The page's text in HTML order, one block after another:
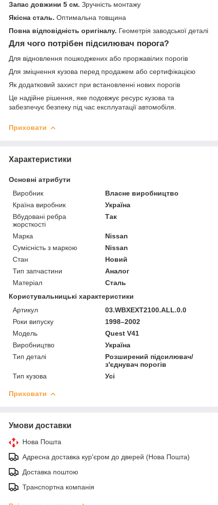
Запас довжини 5 см. Зручність монтажу
Якісна сталь. Оптимальна товщина
Повна відповідність оригіналу. Геометрія заводської деталі
Для чого потрібен підсилювач порога?
Для відновлення пошкоджених або проржавілих порогів
Для зміцнення кузова перед продажем або сертифікацією
Як додатковий захист при встановленні нових порогів
Це надійне рішення, яке подовжує ресурс кузова та
забезпечує безпеку під час експлуатації автомобіля.
Приховати
Характеристики
Основні атрибути
Виробник
Власне виробництво
Країна виробник
Україна
Вбудовані ребра
жорсткості
Так
Марка
Nissan
Сумісність з маркою
Nissan
Стан
Новий
Тип запчастини
Аналог
Матеріал
Сталь
Користувальницькі характеристики
Артикул
03.WBXEXT2100.ALL.0.0
Роки випуску
1998–2002
Мoдель
Quest V41
Виробництво
Україна
Тип деталі
Розширений підсилювач/
з'єднувач порогів
Тип кузова
Усі
Приховати
Умови доставки
Нова Пошта
Адресна доставка кур'єром до дверей (Нова Пошта)
Доставка поштою
Транспортна компанія